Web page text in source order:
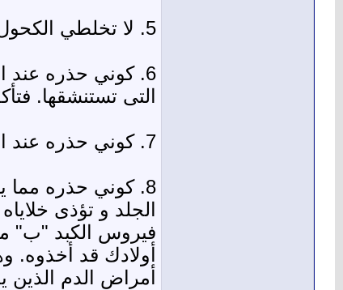
5. لا تخلطي الكحول بأى دواء
6. كوني حذره عند
التى تستنشقها.
7. كوني حذره عند استخدام المبيدات الحشرية والطلاءات و كل المواد الكيماوية التى ترش
8. كوني حذره مما
الجلد و تؤذى
فيروس الكبد "ب"
أولادك قد
أمراض الدم الذين